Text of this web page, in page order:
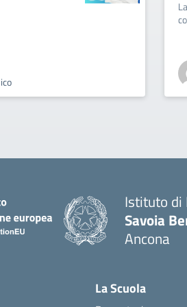
Istituto di
Savoia
Ancona
La Scuola